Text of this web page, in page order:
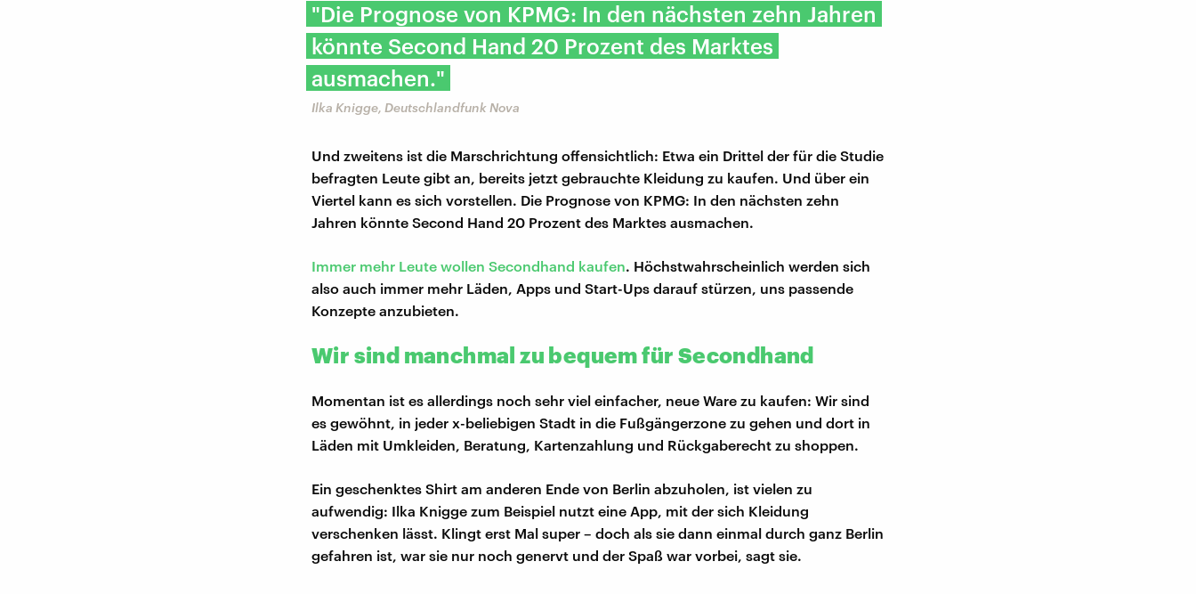
"Die Prognose von KPMG: In den nächsten zehn Jahren
könnte Second Hand 20 Prozent des Marktes
ausmachen."
Ilka Knigge, Deutschlandfunk Nova
Und zweitens ist die Marschrichtung offensichtlich: Etwa ein Drittel der für die Studie
befragten Leute gibt an, bereits jetzt gebrauchte Kleidung zu kaufen. Und über ein
Viertel kann es sich vorstellen. Die Prognose von KPMG: In den nächsten zehn
Jahren könnte Second Hand 20 Prozent des Marktes ausmachen.
Immer mehr Leute wollen Secondhand kaufen. Höchstwahrscheinlich werden sich
also auch immer mehr Läden, Apps und Start-Ups darauf stürzen, uns passende
Konzepte anzubieten.
Wir sind manchmal zu bequem für Secondhand
Momentan ist es allerdings noch sehr viel einfacher, neue Ware zu kaufen: Wir sind
es gewöhnt, in jeder x-beliebigen Stadt in die Fußgängerzone zu gehen und dort in
Läden mit Umkleiden, Beratung, Kartenzahlung und Rückgaberecht zu shoppen.
Ein geschenktes Shirt am anderen Ende von Berlin abzuholen, ist vielen zu
aufwendig: Ilka Knigge zum Beispiel nutzt eine App, mit der sich Kleidung
verschenken lässt. Klingt erst Mal super – doch als sie dann einmal durch ganz Berlin
gefahren ist, war sie nur noch genervt und der Spaß war vorbei, sagt sie.